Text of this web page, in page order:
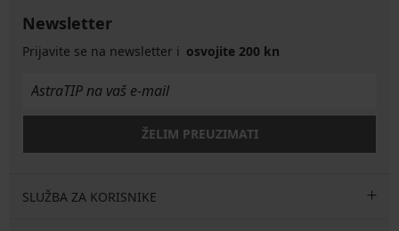
Newsletter
Prijavite se na newsletter i osvojite 200 kn
ŽELIM PREUZIMATI
SLUŽBA ZA KORISNIKE